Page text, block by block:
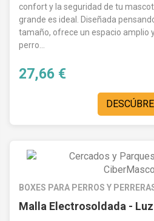
confort y la seguridad de tu
grande es ideal. Diseñada
tamaño, ofrece un espacio amplio
perro...
27,66 €
BOXES PARA PERROS Y
Malla Electrosoldada -